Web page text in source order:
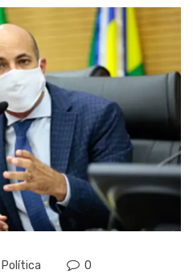
Política 0